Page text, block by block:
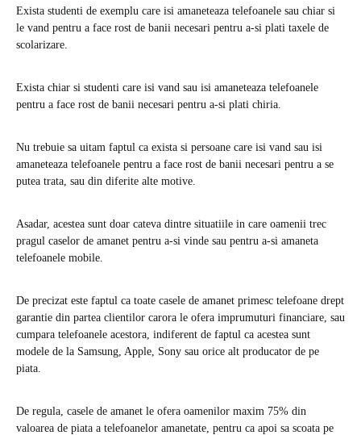
Exista studenti de exemplu care isi amaneteaza telefoanele sau chiar si
le vand pentru a face rost de banii necesari pentru a-si plati taxele de
scolarizare.
Exista chiar si studenti care isi vand sau isi amaneteaza telefoanele
pentru a face rost de banii necesari pentru a-si plati chiria.
Nu trebuie sa uitam faptul ca exista si persoane care isi vand sau isi
amaneteaza telefoanele pentru a face rost de banii necesari pentru a se
putea trata, sau din diferite alte motive.
Asadar, acestea sunt doar cateva dintre situatiile in care oamenii trec
pragul caselor de amanet pentru a-si vinde sau pentru a-si amaneta
telefoanele mobile.
De precizat este faptul ca toate casele de amanet primesc telefoane drept
garantie din partea clientilor carora le ofera imprumuturi financiare, sau
cumpara telefoanele acestora, indiferent de faptul ca acestea sunt
modele de la Samsung, Apple, Sony sau orice alt producator de pe
piata.
De regula, casele de amanet le ofera oamenilor maxim 75% din
valoarea de piata a telefoanelor amanetate, pentru ca apoi sa scoata pe